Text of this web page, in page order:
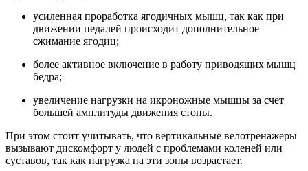
усиленная проработка ягодичных мышц, так как при
движении педалей происходит дополнительное
сжимание ягодиц;
более активное включение в работу приводящих мышц
бедра;
увеличение нагрузки на икроножные мышцы за счет
большей амплитуды движения стопы.
При этом стоит учитывать, что вертикальные велотренажеры
вызывают дискомфорт у людей с проблемами коленей или
суставов, так как нагрузка на эти зоны возрастает.